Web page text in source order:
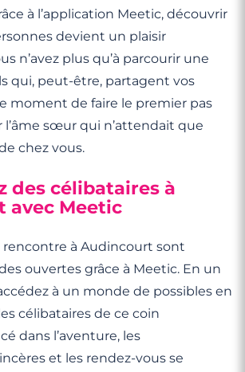
à l’application Meetic, découvrir
devient un plaisir
n’avez plus qu’à parcourir une
qui, peut-être, partagent vos
moment de faire le premier pas
sœur qui n’attendait que
chez vous.
des célibataires à
avec Meetic
rencontre à Audincourt sont
ouvertes grâce à Meetic. En un
à un monde de possibles en
célibataires de ce coin
dans l’aventure, les
et les rendez-vous se